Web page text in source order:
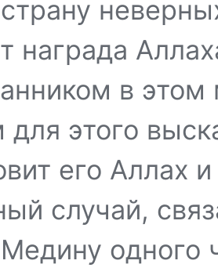
награда
в
этого
его Аллах
случай,
одного